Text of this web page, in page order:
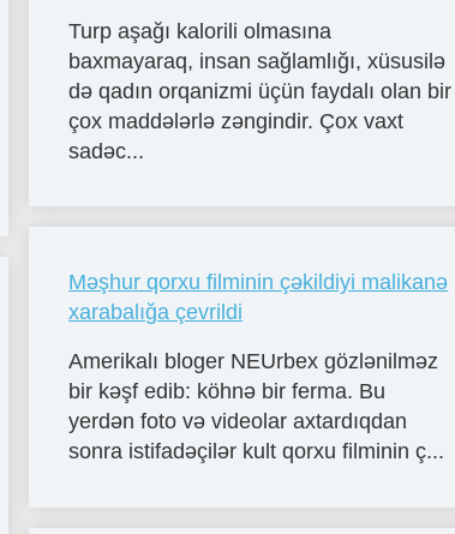
Turp aşağı kalorili olmasına
baxmayaraq, insan sağlamlığı, xüsusilə
də qadın orqanizmi üçün faydalı olan bir
çox maddələrlə zəngindir. Çox vaxt
sadəc...
Məşhur qorxu filminin çəkildiyi malikanə
xarabalığa çevrildi
Amerikalı bloger NEUrbex gözlənilməz
bir kəşf edib: köhnə bir ferma. Bu
yerdən foto və videolar axtardıqdan
sonra istifadəçilər kult qorxu filminin ç...